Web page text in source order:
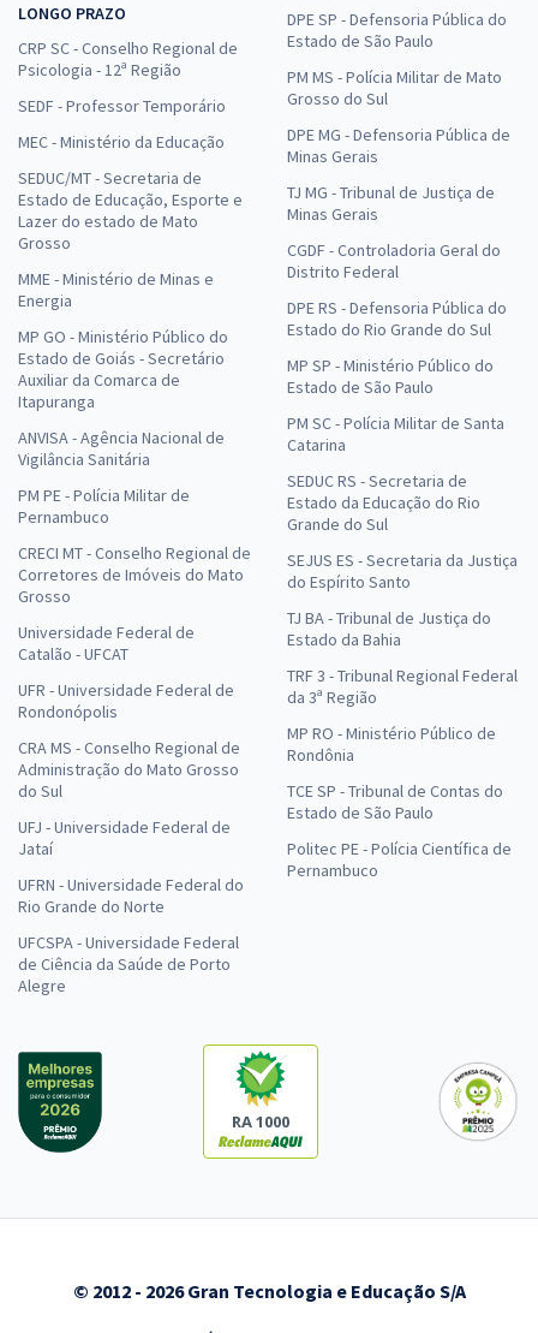
LONGO PRAZO
CRP SC - Conselho Regional de
Psicologia - 12ª Região
SEDF - Professor Temporário
MEC - Ministério da Educação
SEDUC/MT - Secretaria de
Estado de Educação, Esporte e
Lazer do estado de Mato
Grosso
MME - Ministério de Minas e
Energia
MP GO - Ministério Público do
Estado de Goiás - Secretário
Auxiliar da Comarca de
Itapuranga
ANVISA - Agência Nacional de
Vigilância Sanitária
PM PE - Polícia Militar de
Pernambuco
CRECI MT - Conselho Regional de
Corretores de Imóveis do Mato
Grosso
Universidade Federal de
Catalão - UFCAT
UFR - Universidade Federal de
Rondonópolis
CRA MS - Conselho Regional de
Administração do Mato Grosso
do Sul
UFJ - Universidade Federal de
Jataí
UFRN - Universidade Federal do
Rio Grande do Norte
UFCSPA - Universidade Federal
de Ciência da Saúde de Porto
Alegre
DPE SP - Defensoria Pública do
Estado de São Paulo
PM MS - Polícia Militar de Mato
Grosso do Sul
DPE MG - Defensoria Pública de
Minas Gerais
TJ MG - Tribunal de Justiça de
Minas Gerais
CGDF - Controladoria Geral do
Distrito Federal
DPE RS - Defensoria Pública do
Estado do Rio Grande do Sul
MP SP - Ministério Público do
Estado de São Paulo
PM SC - Polícia Militar de Santa
Catarina
SEDUC RS - Secretaria de
Estado da Educação do Rio
Grande do Sul
SEJUS ES - Secretaria da Justiça
do Espírito Santo
TJ BA - Tribunal de Justiça do
Estado da Bahia
TRF 3 - Tribunal Regional Federal
da 3ª Região
MP RO - Ministério Público de
Rondônia
TCE SP - Tribunal de Contas do
Estado de São Paulo
Politec PE - Polícia Científica de
Pernambuco
RA 1000
© 2012 - 2026 Gran Tecnologia e Educação S/A